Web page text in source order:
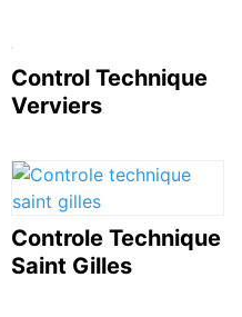
Control Technique
Verviers
Controle Technique
Saint Gilles